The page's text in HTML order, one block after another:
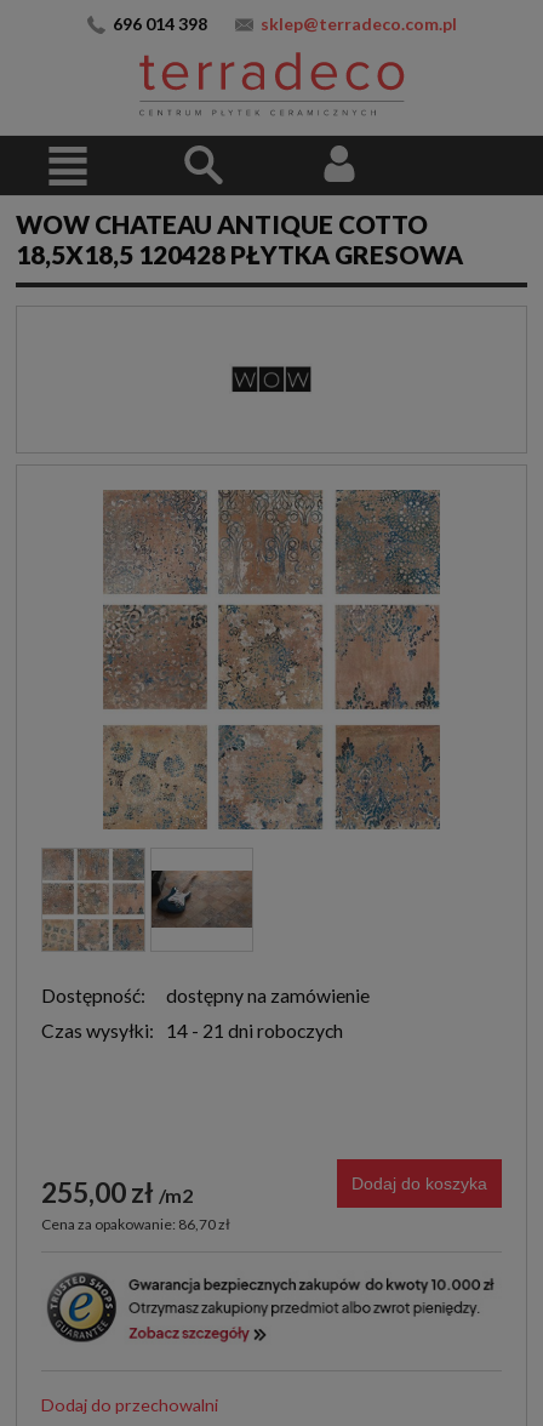
696 014 398 sklep@terradeco.com.pl
WOW CHATEAU ANTIQUE COTTO
18,5X18,5 120428 PŁYTKA GRESOWA
Dostępność:
dostępny na zamówienie
Czas wysyłki:
14 - 21 dni roboczych
255,00 zł m2
Cena za opakowanie: 86,70 zł
Dodaj do koszyka
Dodaj do przechowalni